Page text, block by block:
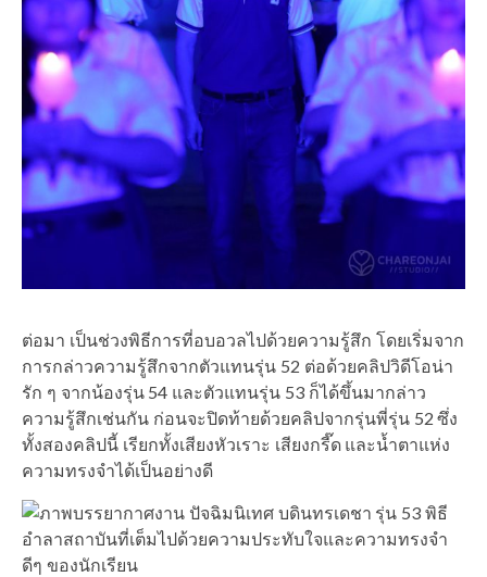
ต่อมา เป็นช่วงพิธีการที่อบอวลไปด้วยความรู้สึก โดยเริ่มจาก
การกล่าวความรู้สึกจากตัวแทนรุ่น 52 ต่อด้วยคลิปวิดีโอน่า
รัก ๆ จากน้องรุ่น 54 และตัวแทนรุ่น 53 ก็ได้ขึ้นมากล่าว
ความรู้สึกเช่นกัน ก่อนจะปิดท้ายด้วยคลิปจากรุ่นพี่รุ่น 52 ซึ่ง
ทั้งสองคลิปนี้ เรียกทั้งเสียงหัวเราะ เสียงกรี๊ด และน้ำตาแห่ง
ความทรงจำได้เป็นอย่างดี